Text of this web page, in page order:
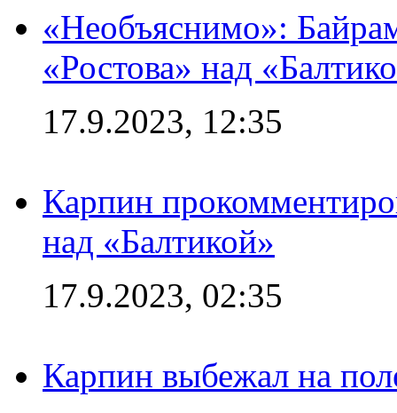
«Необъяснимо»:
«Ростова» над
17.9.2023, 12:35
Карпин
над «Балтикой»
17.9.2023, 02:35
Карпин выбежал на